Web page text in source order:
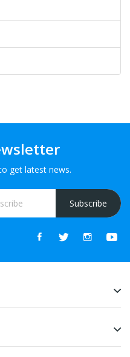
get latest news.
Subscribe